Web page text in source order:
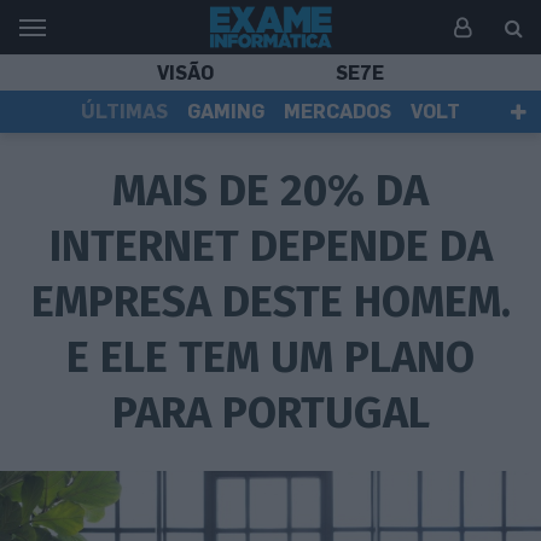
VISÃO
SE7E
ÚLTIMAS
GAMING MERCADOS
VOLT
MAIS DE 20% DA
INTERNET DEPENDE DA
EMPRESA DESTE HOMEM.
E ELE TEM UM PLANO
PARA PORTUGAL